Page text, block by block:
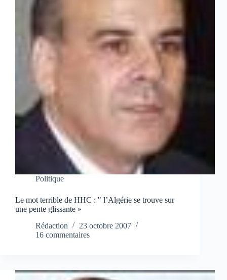
Politique
Le mot terrible de HHC : " l’Algérie se trouve sur
une pente glissante »
Rédaction
23 octobre 2007
16 commentaires